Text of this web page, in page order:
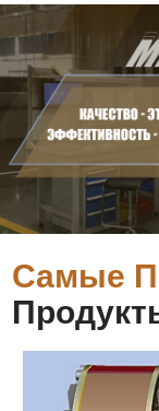
Самые